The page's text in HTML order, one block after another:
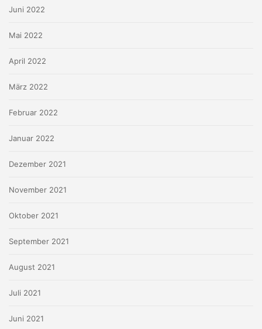
Juni 2022
Mai 2022
April 2022
März 2022
Februar 2022
Januar 2022
Dezember 2021
November 2021
Oktober 2021
September 2021
August 2021
Juli 2021
Juni 2021